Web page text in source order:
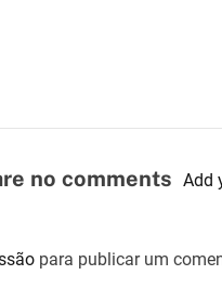
no comments Add
para publicar um